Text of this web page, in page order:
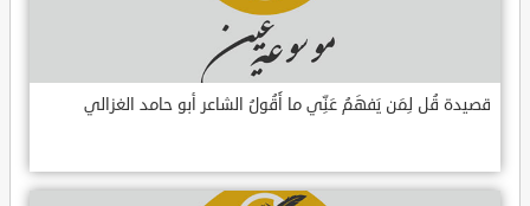
قصيدة قُل لِمَن يَفهَمُ عَنِّي ما أَقُولُ الشاعر أبو حامد الغزالي